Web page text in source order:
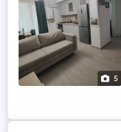
5